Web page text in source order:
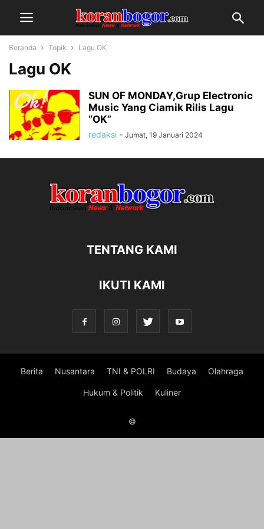
Beranda Topik Lagu OK
Lagu OK
SUN OF MONDAY,Grup Electronic
Music Yang Ciamik Rilis Lagu
“OK”
redaksi - Jumat, 19 Januari 2024
TENTANG KAMI
IKUTI KAMI
Berita Nusantara TNI & POLRI Budaya Olahraga
Hukum & Politik Kuliner
©